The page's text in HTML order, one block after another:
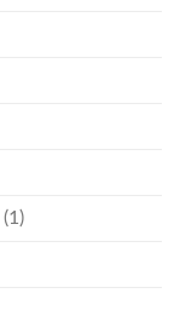
(1)